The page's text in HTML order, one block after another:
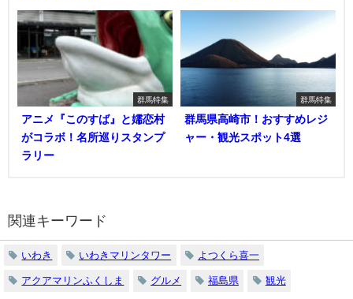
群馬特集
アニメ『このすば』と嬬恋村
がコラボ！名所巡りスタンプ
ラリー
群馬特集
群馬県高崎市！おすすめレジ
ャー・観光スポット4選
関連キーワード
いわき いわきマリンタワー よつくら喜一
アクアマリンふくしま グルメ 福島県 観光